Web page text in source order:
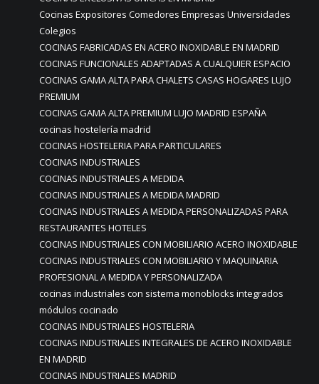
Cocinas Expositores Comedores Empresas Universidades
Colegios
COCINAS FABRICADAS EN ACERO INOXIDABLE EN MADRID
COCINAS FUNCIONALES ADAPTADAS A CUALQUIER ESPACIO
COCINAS GAMA ALTA PARA CHALETS CASAS HOGARES LUJO
PREMIUM
COCINAS GAMA ALTA PREMIUM LUJO MADRID ESPAÑA
cocinas hostelería madrid
COCINAS HOSTELERIA PARA PARTICULARES
COCINAS INDUSTRIALES
COCINAS INDUSTRIALES A MEDIDA
COCINAS INDUSTRIALES A MEDIDA MADRID
COCINAS INDUSTRIALES A MEDIDA PERSONALIZADAS PARA
RESTAURANTES HOTELES
COCINAS INDUSTRIALES CON MOBILIARIO ACERO INOXIDABLE
COCINAS INDUSTRIALES CON MOBILIARIO Y MAQUINARIA
PROFESIONAL A MEDIDA Y PERSONALIZADA
cocinas industriales con sistema monoblocks integrados
módulos cocinado
COCINAS INDUSTRIALES HOSTELERIA
COCINAS INDUSTRIALES INTEGRALES DE ACERO INOXIDABLE
EN MADRID
COCINAS INDUSTRIALES MADRID